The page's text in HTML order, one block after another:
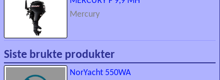
Mercury
Siste brukte produkter
NorYacht 550WA